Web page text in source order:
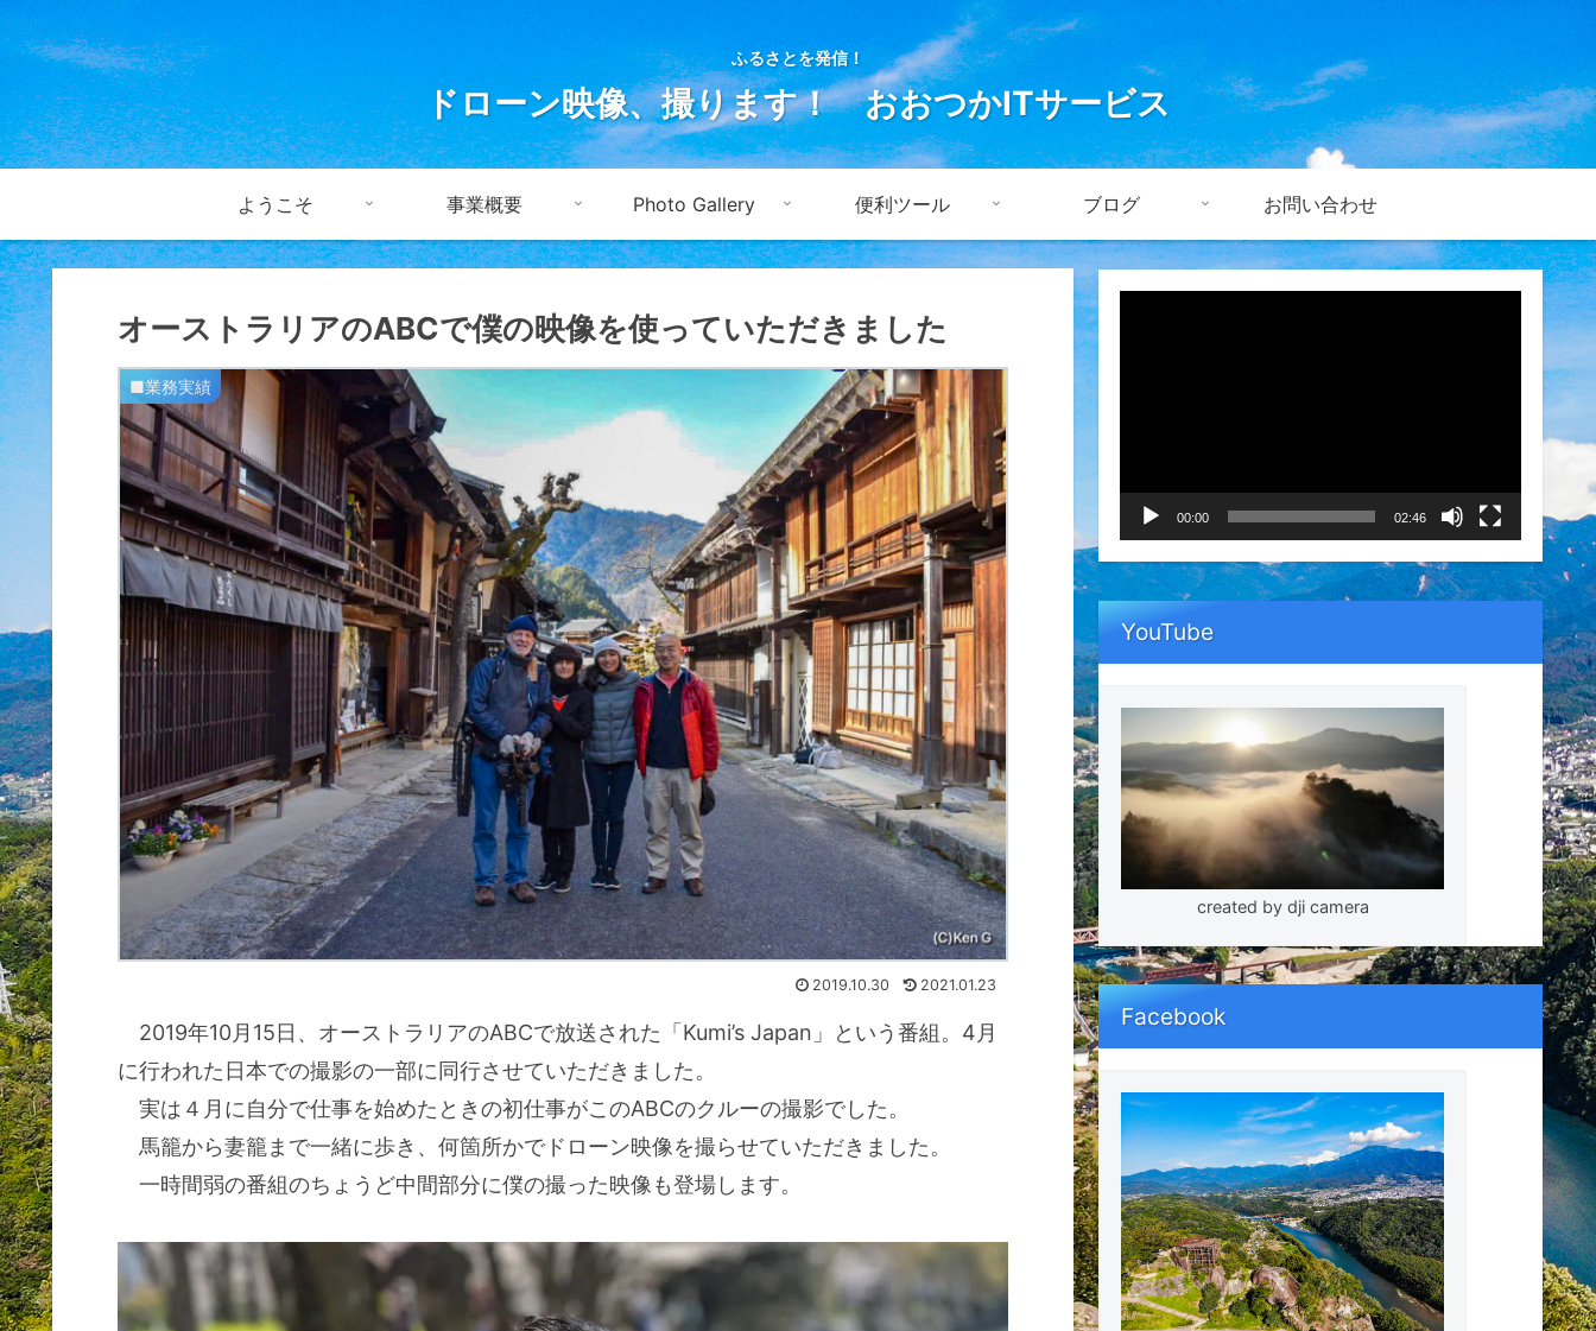
ふるさとを発信！
ドローン映像、撮ります！ おおつかITサービス
ようこそ 事業概要 Photo Gallery 便利ツール ブログ お問い合わせ
オーストラリアのABCで僕の映像を使っていただきました
■業務実績
2019.10.30 2021.01.23
2019年10月15日、オーストラリアのABCで放送された「Kumi’s Japan」という番組。4月
に行われた日本での撮影の一部に同行させていただきました。
実は４月に自分で仕事を始めたときの初仕事がこのABCのクルーの撮影でした。
馬籠から妻籠まで一緒に歩き、何箇所かでドローン映像を撮らせていただきました。
一時間弱の番組のちょうど中間部分に僕の撮った映像も登場します。
ヤ
ー
00:00 02:46
YouTube
created by dji camera
Facebook